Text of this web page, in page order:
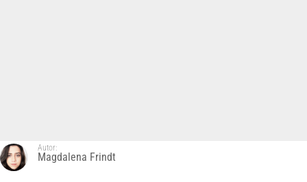
Autor:
Magdalena Frindt